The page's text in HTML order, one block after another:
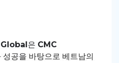
은 CMC
성공을 바탕으로 베트남의